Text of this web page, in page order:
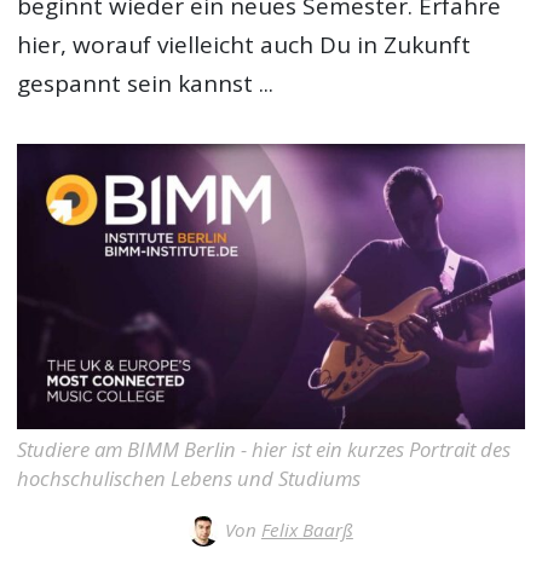
hier, worauf vielleicht auch Du in Zukunft
gespannt sein kannst ...
Studiere am BIMM Berlin - hier ist ein kurzes Portrait des
hochschulischen Lebens und Studiums
Von Felix Baarß